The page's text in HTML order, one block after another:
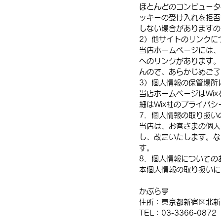
ほとんどのコンピュー
ッキーの受け入れを拒
しない場合があります
2）他サイトのリンクに
当店ホームページには
へのリンクがあります
んので、あらかじめご了
3）個人情報の保管場所
当店ホームページは
細はWix社のプライバシ
7．個人情報の取り扱い
当店は、お客さまの個
し、改定いたします。
す。
8．個人情報についての
本個人情報の取り扱い
かぶら亭
住所：東京都新宿区北
TEL：03-3366-0872